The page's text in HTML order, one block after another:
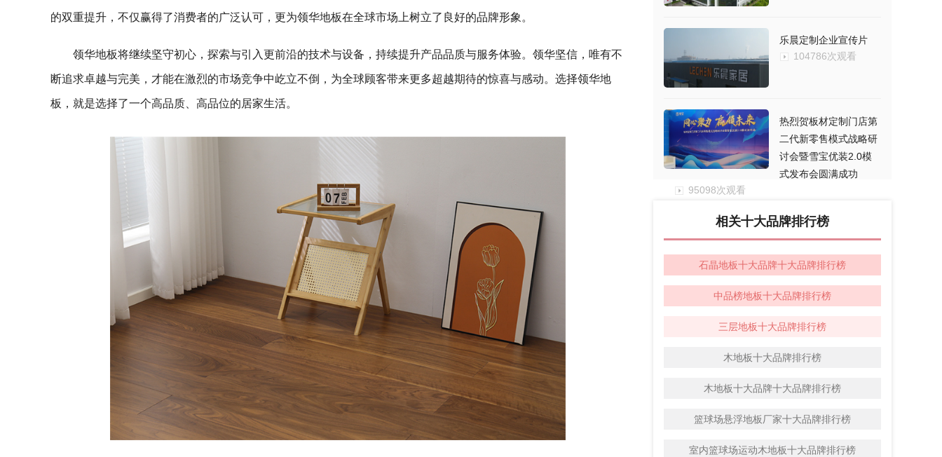
的双重提升，不仅赢得了消费者的广泛认可，更为领华地板在全球市场上树立了良好的品牌形象。
领华地板将继续坚守初心，探索与引入更前沿的技术与设备，持续提升产品品质与服务体验。领华坚信，唯有不
断追求卓越与完美，才能在激烈的市场竞争中屹立不倒，为全球顾客带来更多超越期待的惊喜与感动。选择领华地
板，就是选择了一个高品质、高品位的居家生活。
乐晨定制企业宣传片
104786次观看
热烈贺板材定制门店第
二代新零售模式战略研
讨会暨雪宝优装2.0模
式发布会圆满成功
95098次观看
相关十大品牌排行榜
石晶地板十大品牌十大品牌排行榜
中品榜地板十大品牌排行榜
三层地板十大品牌排行榜
木地板十大品牌排行榜
木地板十大品牌十大品牌排行榜
篮球场悬浮地板厂家十大品牌排行榜
室内篮球场运动木地板十大品牌排行榜